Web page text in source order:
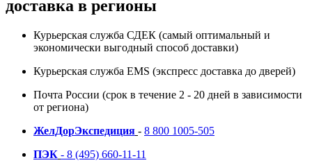
доставка в регионы
Курьерская служба СДЕК (самый оптимальный и
экономически выгодный способ доставки)
Курьерская служба EMS (экспресс доставка до дверей)
Почта России (срок в течение 2 - 20 дней в зависимости
от региона)
ЖелДорЭкспедиция - 8 800 1005-505
ПЭК - 8 (495) 660-11-11